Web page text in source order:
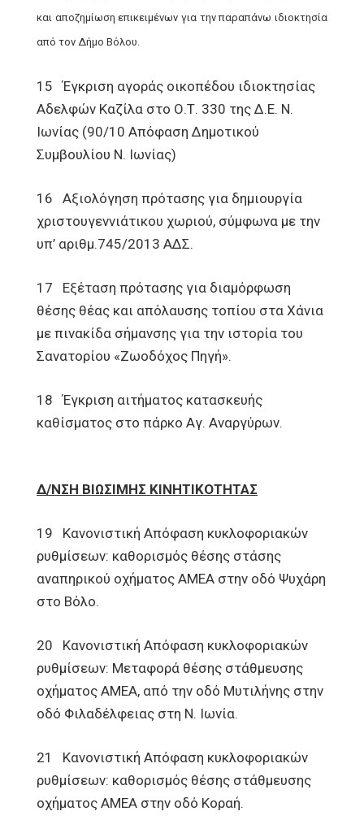
και αποζημίωση επικειμένων για την παραπάνω ιδιοκτησία
από τον Δήμο Βόλου.
15 Έγκριση αγοράς οικοπέδου ιδιοκτησίας
Αδελφών Καζίλα στο Ο.Τ. 330 της Δ.Ε. Ν.
Ιωνίας (90/10 Απόφαση Δημοτικού
Συμβουλίου Ν. Ιωνίας)
16 Αξιολόγηση πρότασης για δημιουργία
χριστουγεννιάτικου χωριού, σύμφωνα με την
υπ’ αριθμ.745/2013 ΑΔΣ.
17 Εξέταση πρότασης για διαμόρφωση
θέσης θέας και απόλαυσης τοπίου στα Χάνια
με πινακίδα σήμανσης για την ιστορία του
Σανατορίου «Ζωοδόχος Πηγή».
18 Έγκριση αιτήματος κατασκευής
καθίσματος στο πάρκο Αγ. Αναργύρων.
Δ/ΝΣΗ ΒΙΩΣΙΜΗΣ ΚΙΝΗΤΙΚΟΤΗΤΑΣ
19 Κανονιστική Απόφαση κυκλοφοριακών
ρυθμίσεων: καθορισμός θέσης στάσης
αναπηρικού οχήματος AMEA στην οδό Ψυχάρη
στο Βόλο.
20 Κανονιστική Απόφαση κυκλοφοριακών
ρυθμίσεων: Μεταφορά θέσης στάθμευσης
οχήματος AMEA, από την οδό Μυτιλήνης στην
οδό Φιλαδέλφειας στη Ν. Ιωνία.
21 Κανονιστική Απόφαση κυκλοφοριακών
ρυθμίσεων: καθορισμός θέσης στάθμευσης
οχήματος AMEA στην οδό Κοραή.